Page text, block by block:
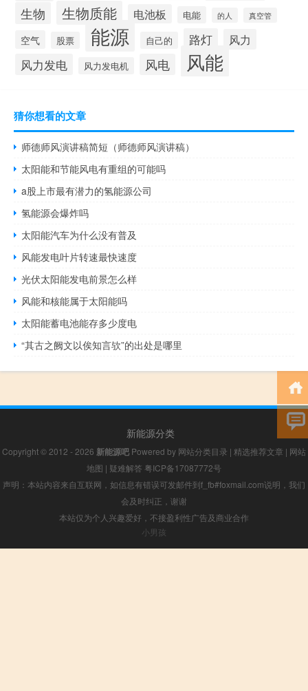
生物
生物质能 电池板 电能 的人 真空管
空气 股票 能源 自己的 路灯 风力
风力发电 风力发电机 风电 风能
猜你想看的文章
师德师风演讲稿简短（师德师风演讲稿）
太阳能和节能风电有重组的可能吗
a股上市最有潜力的氢能源公司
氢能源会爆炸吗
太阳能汽车为什么没有普及
风能发电叶片转速最快速度
光伏太阳能发电前景怎么样
风能和核能属于太阳能吗
太阳能蓄电池能存多少度电
“其古之阙文以俟知言欤”的出处是哪里
新能源分类
Copyright © 2012 - 2026 新能源吧 Powered by 网站分类目录 | 精选推荐文章 | 网站
地图 | 疑难解答 粤ICP备17087772号
声明：本站内容来自互联网，如信息有错误可发邮件到f_fb#foxmail.com说明，我们
会及时纠正，谢谢
本站仅为个人兴趣爱好，不接盈利性广告及商业合作
小男孩